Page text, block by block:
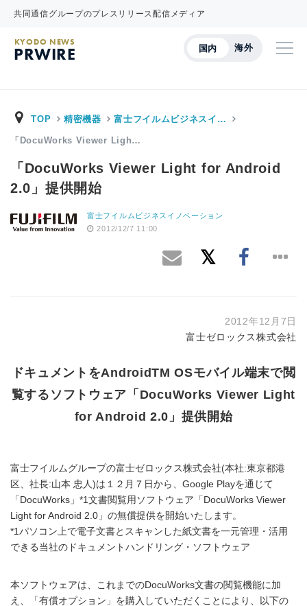
共同通信グループのプレスリリース配信メディア
国内 海外
KYODO NEWS
PRWIRE
TOP 精密機器 富士フイルムビジネスイ…
「DocuWorks Viewer Ligh…
「DocuWorks Viewer Light for Android
2.0」提供開始
富士フイルムビジネスイノベーション
2012/12/7 11:00
2012年12月7日
富士ゼロックス株式会社
ドキュメントをAndroidTM OSモバイル端末で閲
覧するソフトウェア「DocuWorks Viewer Light
for Android 2.0」提供開始
富士フイルムグループの富士ゼロックス株式会社(本社:東京都港
区、社長:山本 忠人)は１２月７日から、Google Playを通じて
「DocuWorks」*1文書閲覧用ソフトウェア「DocuWorks Viewer
Light for Android 2.0」の無償提供を開始いたします。
*1パソコン上で電子文書とスキャンした紙文書を一元管理・活用
できる当社のドキュメントハンドリング・ソフトウェア
本ソフトウェアは、これまでのDocuWorks文書の閲覧機能に加
え、「有償オプション」を購入していただくことにより、以下の